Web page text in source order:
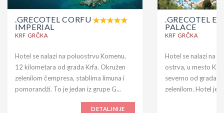
.GRECOTEL CORFU
IMPERIAL
KRF GRČKA
Hotel se nalazi na poluostrvu Komenu,
12 kilometara od grada Krfa. Okružen
zelenilom čempresa, stablima limuna i
pomorandži. To je jedan iz grupe G...
DETALJNIJE
.GRECOTEL
PALACE
KRF GRČKA
Hotel se nalazi na
ostrva, u mesto
severno od grada
zelenilom. Hotel je